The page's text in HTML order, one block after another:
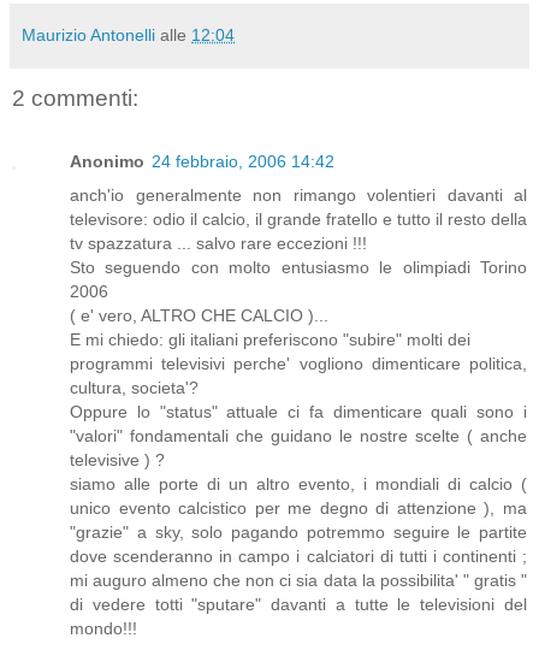
Maurizio Antonelli alle 12:04
2 commenti:
Anonimo 24 febbraio, 2006 14:42
anch'io generalmente non rimango volentieri davanti al
televisore: odio il calcio, il grande fratello e tutto il resto della
tv spazzatura ... salvo rare eccezioni !!!
Sto seguendo con molto entusiasmo le olimpiadi Torino
2006
( e' vero, ALTRO CHE CALCIO )...
E mi chiedo: gli italiani preferiscono "subire" molti dei
programmi televisivi perche' vogliono dimenticare politica,
cultura, societa'?
Oppure lo "status" attuale ci fa dimenticare quali sono i
"valori" fondamentali che guidano le nostre scelte ( anche
televisive ) ?
siamo alle porte di un altro evento, i mondiali di calcio (
unico evento calcistico per me degno di attenzione ), ma
"grazie" a sky, solo pagando potremmo seguire le partite
dove scenderanno in campo i calciatori di tutti i continenti ;
mi auguro almeno che non ci sia data la possibilita' " gratis "
di vedere totti "sputare" davanti a tutte le televisioni del
mondo!!!